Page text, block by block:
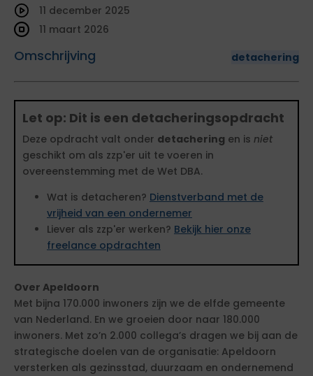
Omschrijving detachering
11 december 2025
11 maart 2026
Let op: Dit is een detacheringsopdracht
Deze opdracht valt onder detachering en is niet
geschikt om als zzp'er uit te voeren in
overeenstemming met de Wet DBA.
Wat is detacheren? Dienstverband met de
vrijheid van een ondernemer
Liever als zzp'er werken? Bekijk hier onze
freelance opdrachten
Over Apeldoorn
Met bijna 170.000 inwoners zijn we de elfde gemeente
van Nederland. En we groeien door naar 180.000
inwoners. Met zo’n 2.000 collega’s dragen we bij aan de
strategische doelen van de organisatie: Apeldoorn
versterken als gezinsstad, duurzaam en ondernemend